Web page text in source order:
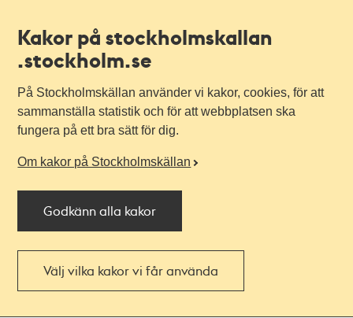
Kakor på stockholmskallan
.stockholm.se
På Stockholmskällan använder vi kakor, cookies, för att
sammanställa statistik och för att webbplatsen ska
fungera på ett bra sätt för dig.
Om kakor på Stockholmskällan
Godkänn alla kakor
Välj vilka kakor vi får använda